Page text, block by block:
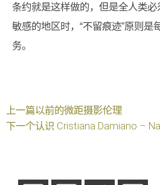
条约就是这样做的，但是全人类
敏感的地区时，“不留痕迹”原则是
务。
上一篇以前的微距摄影伦理
下一个认识 Cristiana Damiano –